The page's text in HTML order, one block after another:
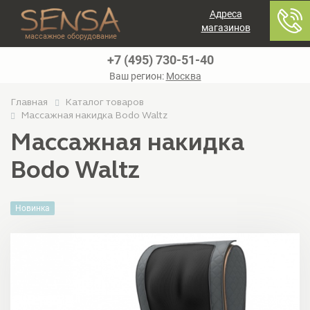
массажное оборудование
Адреса
магазинов
+7 (495) 730-51-40
Ваш регион: Москва
Главная
Каталог товаров
Массажная накидка Bodo Waltz
Массажная накидка
Bodo Waltz
Новинка